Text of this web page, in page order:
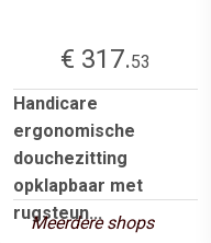
€ 317.53
Handicare
ergonomische
douchezitting
opklapbaar met
rugsteun...
Meerdere shops